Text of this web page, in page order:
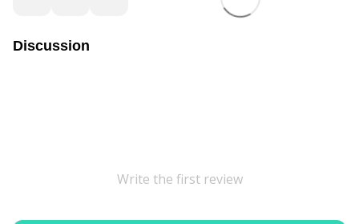
Discussion
Write the first review